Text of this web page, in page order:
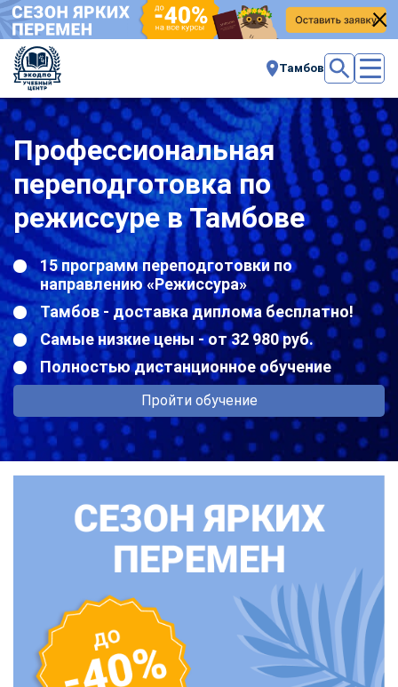
Тамбов
Профессиональная
переподготовка по
режиссуре в Тамбове
15 программ переподготовки по
направлению «Режиссура»
Тамбов - доставка диплома бесплатно!
Самые низкие цены - от 32 980 руб.
Полностью дистанционное обучение
Пройти обучение